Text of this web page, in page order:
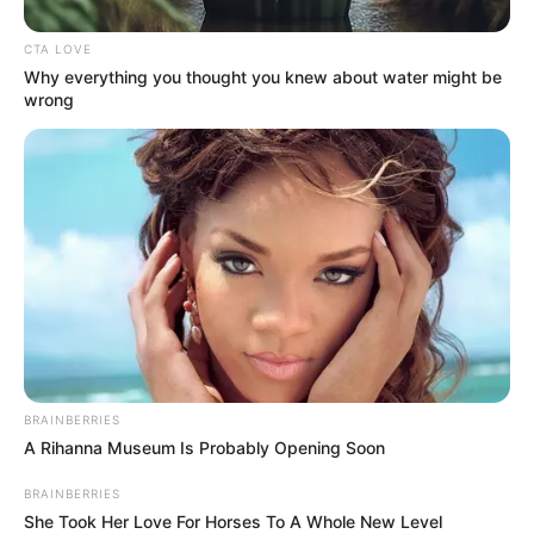
CTA LOVE
Why everything you thought you knew about water might be
wrong
BRAINBERRIES
A Rihanna Museum Is Probably Opening Soon
BRAINBERRIES
She Took Her Love For Horses To A Whole New Level